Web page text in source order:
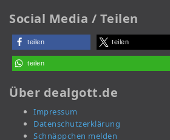
Social Media / Teilen
teilen teilen
teilen
Über dealgott.de
Impressum
Datenschutzerklärung
Schnäppchen melden